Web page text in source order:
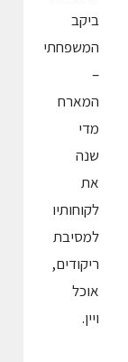
ביקב
המשפחתי
–
המארח
מדי
שנה
את
לקוחותיו
למסיבת
ריקודים,
אוכל
ויין.